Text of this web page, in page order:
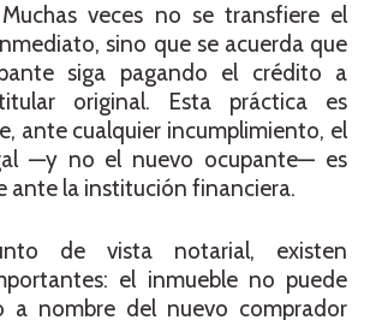
veces no se transfiere el
sino que se acuerda que
siga pagando el crédito a
original. Esta práctica es
ante cualquier incumplimiento, el
—y no el nuevo ocupante— es
ante la institución financiera.
de vista notarial, existen
el inmueble no puede
a nombre del nuevo comprador